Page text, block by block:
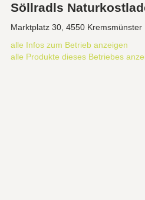
Söllradls
Marktplatz 30, 4550 Kremsmünster
alle Infos zum Betrieb anzeigen
alle Produkte dieses Betriebes